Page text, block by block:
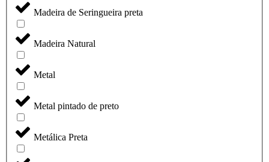
Madeira de Seringueira preta
Madeira Natural
Metal
Metal pintado de preto
Metálica Preta